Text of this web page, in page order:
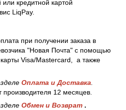
кредитной картой
LiqPay.
при получении заказа в
"Новая Почта" с помощью
Visa/Mastercard, а также
Оплата и Доставка
12 месяцев.
Обмен и Возврат .